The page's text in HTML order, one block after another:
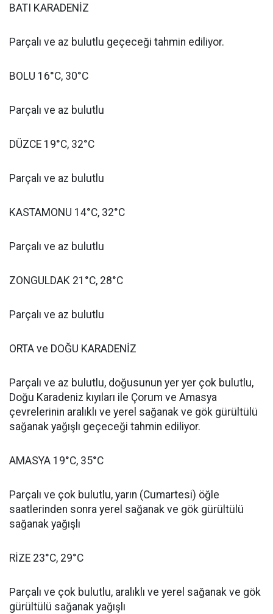
BATI KARADENİZ
Parçalı ve az bulutlu geçeceği tahmin ediliyor.
BOLU 16°C, 30°C
Parçalı ve az bulutlu
DÜZCE 19°C, 32°C
Parçalı ve az bulutlu
KASTAMONU 14°C, 32°C
Parçalı ve az bulutlu
ZONGULDAK 21°C, 28°C
Parçalı ve az bulutlu
ORTA ve DOĞU KARADENİZ
Parçalı ve az bulutlu, doğusunun yer yer çok bulutlu,
Doğu Karadeniz kıyıları ile Çorum ve Amasya
çevrelerinin aralıklı ve yerel sağanak ve gök gürültülü
sağanak yağışlı geçeceği tahmin ediliyor.
AMASYA 19°C, 35°C
Parçalı ve çok bulutlu, yarın (Cumartesi) öğle
saatlerinden sonra yerel sağanak ve gök gürültülü
sağanak yağışlı
RİZE 23°C, 29°C
Parçalı ve çok bulutlu, aralıklı ve yerel sağanak ve gök
gürültülü sağanak yağışlı